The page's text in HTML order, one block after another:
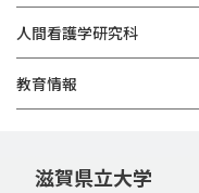
人間看護学研究科
教育情報
滋賀県立大学